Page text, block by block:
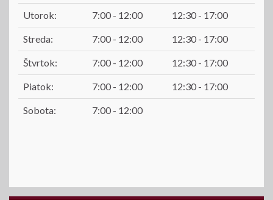
Utorok: 7:00 - 12:00 12:30 - 17:00
Streda: 7:00 - 12:00 12:30 - 17:00
Štvrtok: 7:00 - 12:00 12:30 - 17:00
Piatok: 7:00 - 12:00 12:30 - 17:00
Sobota: 7:00 - 12:00